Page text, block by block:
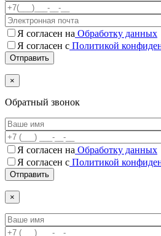
Я согласен на Обработку данных
Я согласен с Политикой
×
Обратный звонок
Я согласен на Обработку данных
Я согласен c Политикой
×